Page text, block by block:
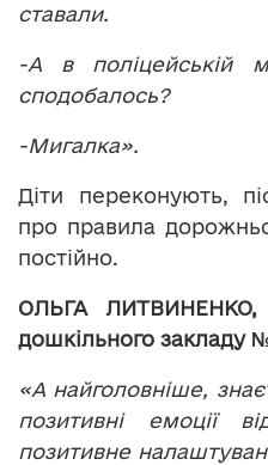
ставали.
-А в поліцейській
сподобалось?
-Мигалка».
Діти переконують,
про правила
постійно.
ОЛЬГА ЛИТВИНЕНКО,
дошкільного закладу
«А найголовніше,
позитивні емоції
позитивне